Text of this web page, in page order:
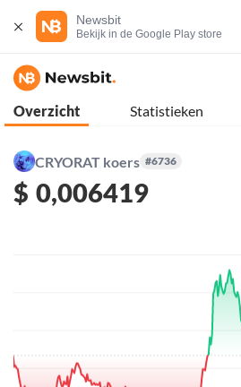
Newsbit
Bekijk in de Google Play store
Overzicht Statistieken
CRYORAT koers #6736
$ 0,006419